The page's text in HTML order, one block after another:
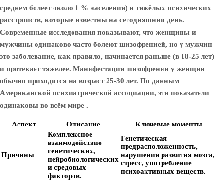
среднем болеет около 1 % населения) и тяжёлых психических
расстройств, которые известны на сегодняшний день.
Современные исследования показывают, что женщины и
мужчины одинаково часто болеют шизофренией, но у мужчин
это заболевание, как правило, начинается раньше (в 18-25 лет)
и протекает тяжелее. Манифестация шизофрении у женщин
обычно приходится на возраст 25-30 лет. По данным
Американской психиатрической ассоциации, эти показатели
одинаковы во всём мире .
Аспект Описание Ключевые моменты
Причины
Комплексное
взаимодействие
генетических,
нейробиологических
и средовых
факторов.
Генетическая
предрасположенность,
нарушения развития мозга,
стресс, употребление
психоактивных веществ.